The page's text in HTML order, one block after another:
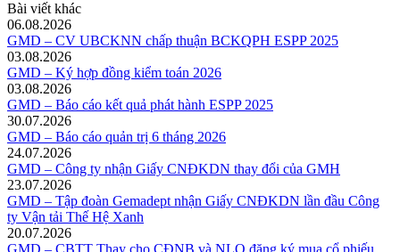
Bài viết khác
06.08.2026
GMD – CV UBCKNN chấp thuận BCKQPH ESPP 2025
03.08.2026
GMD – Ký hợp đồng kiểm toán 2026
03.08.2026
GMD – Báo cáo kết quả phát hành ESPP 2025
30.07.2026
GMD – Báo cáo quản trị 6 tháng 2026
24.07.2026
GMD – Công ty nhận Giấy CNĐKDN thay đổi của GMH
23.07.2026
GMD – Tập đoàn Gemadept nhận Giấy CNĐKDN lần đầu Công
ty Vận tải Thế Hệ Xanh
20.07.2026